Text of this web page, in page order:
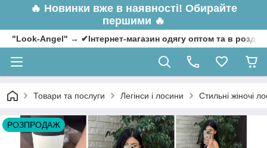
🔥 Новинки вже в наявності! Обирайте
першими 🔥
"Look-Angel" → ✔Інтернет-магазин одягу оптом та в
Товари та послуги Легінси і лосини Стильні жіночі
РОЗПРОДАЖ